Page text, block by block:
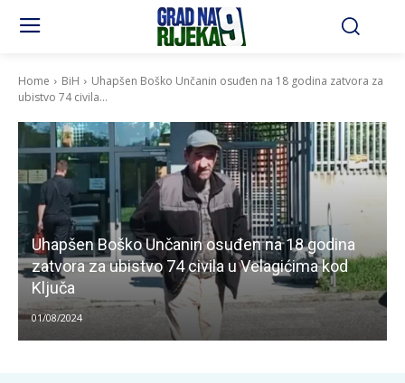
Home BiH
Uhapšen Boško Unčanin osuđen na 18 godina zatvora za
ubistvo 74 civila...
Uhapšen Boško Unčanin osuđen na 18 godina
zatvora za ubistvo 74 civila u Velagićima kod
Ključa
01/08/2024